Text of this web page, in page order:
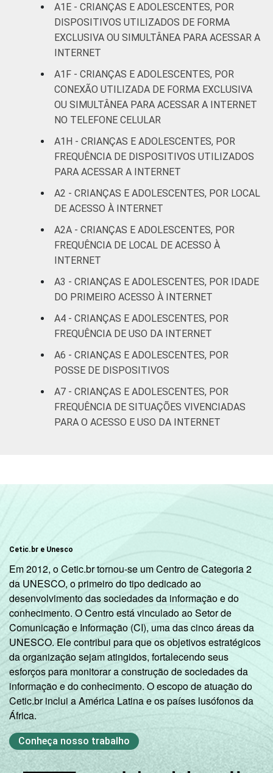
RENDA
FAMILIAR
Até 1 SM 1
Mais de 2
SM até 3 SM
8 92
Mais de 3
SM
7 93
renda
18 82
Não sabe 6
CLASSE
SOCIAL
AB 11
C 5
DE 1
COR OU RAÇA Branca 6
Preta 3
DOMICÍLIO
COM ACESSO
À INTERNET
Sim
Não 0 100
Fonte: Núcleo de Informação e Coordenação
do Ponto BR. (2025). Pesquisa sobre o uso
da Internet por crianças e adolescentes no
Brasil: TIC Kids Online Brasil 2025 [Tabelas].
A1E - CRIANÇAS E ADOLESCENTES, POR
DISPOSITIVOS UTILIZADOS DE FORMA
EXCLUSIVA OU SIMULTÂNEA PARA ACESSAR A
INTERNET
A1F - CRIANÇAS E ADOLESCENTES, POR
CONEXÃO UTILIZADA DE FORMA EXCLUSIVA
OU SIMULTÂNEA PARA ACESSAR A INTERNET
NO TELEFONE CELULAR
A1H - CRIANÇAS E ADOLESCENTES, POR
FREQUÊNCIA DE DISPOSITIVOS UTILIZADOS
PARA ACESSAR A INTERNET
A2 - CRIANÇAS E ADOLESCENTES, POR LOCAL
DE ACESSO À INTERNET
A2A - CRIANÇAS E ADOLESCENTES, POR
FREQUÊNCIA DE LOCAL DE ACESSO À
INTERNET
A3 - CRIANÇAS E ADOLESCENTES, POR IDADE
DO PRIMEIRO ACESSO À INTERNET
A4 - CRIANÇAS E ADOLESCENTES, POR
FREQUÊNCIA DE USO DA INTERNET
A6 - CRIANÇAS E ADOLESCENTES, POR
POSSE DE DISPOSITIVOS
A7 - CRIANÇAS E ADOLESCENTES, POR
FREQUÊNCIA DE SITUAÇÕES VIVENCIADAS
PARA O ACESSO E USO DA INTERNET
Cetic.br e Unesco
Em 2012, o Cetic.br tornou-se um Centro de Categoria 2
da UNESCO, o primeiro do tipo dedicado ao
desenvolvimento das sociedades da informação e do
conhecimento. O Centro está vinculado ao Setor de
Comunicação e Informação (CI), uma das cinco áreas da
UNESCO. Ele contribui para que os objetivos estratégicos
da organização sejam atingidos, fortalecendo seus
esforços para monitorar a construção de sociedades da
informação e do conhecimento. O escopo de atuação do
Cetic.br inclui a América Latina e os países lusófonos da
África.
Conheça nosso trabalho